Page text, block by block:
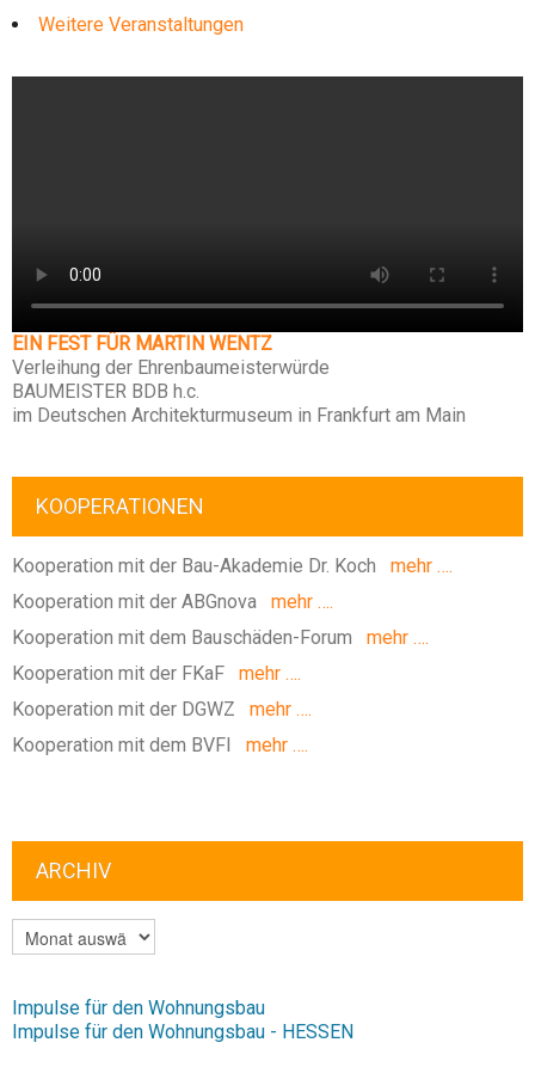
Weitere Veranstaltungen
EIN FEST FÜR MARTIN WENTZ
Verleihung der Ehrenbaumeisterwürde
BAUMEISTER BDB h.c.
im Deutschen Architekturmuseum in Frankfurt am Main
KOOPERATIONEN
Kooperation mit der Bau-Akademie Dr. Koch mehr ….
Kooperation mit der ABGnova mehr ….
Kooperation mit dem Bauschäden-Forum mehr ….
Kooperation mit der FKaF mehr ….
Kooperation mit der DGWZ mehr ….
Kooperation mit dem BVFI
mehr ….
ARCHIV
ARCHIV
Impulse für den Wohnungsbau
Impulse für den Wohnungsbau - HESSEN